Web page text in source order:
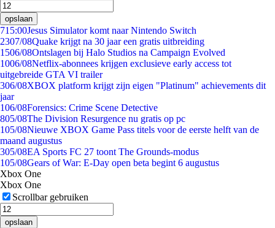
opslaan
715:00Jesus Simulator komt naar Nintendo Switch
2307/08Quake krijgt na 30 jaar een gratis uitbreiding
1506/08Ontslagen bij Halo Studios na Campaign Evolved
1006/08Netflix-abonnees krijgen exclusieve early access tot
uitgebreide GTA VI trailer
306/08XBOX platform krijgt zijn eigen "Platinum" achievements dit
jaar
106/08Forensics: Crime Scene Detective
805/08The Division Resurgence nu gratis op pc
105/08Nieuwe XBOX Game Pass titels voor de eerste helft van de
maand augustus
305/08EA Sports FC 27 toont The Grounds-modus
105/08Gears of War: E-Day open beta begint 6 augustus
Xbox One
Xbox One
Scrollbar gebruiken
opslaan